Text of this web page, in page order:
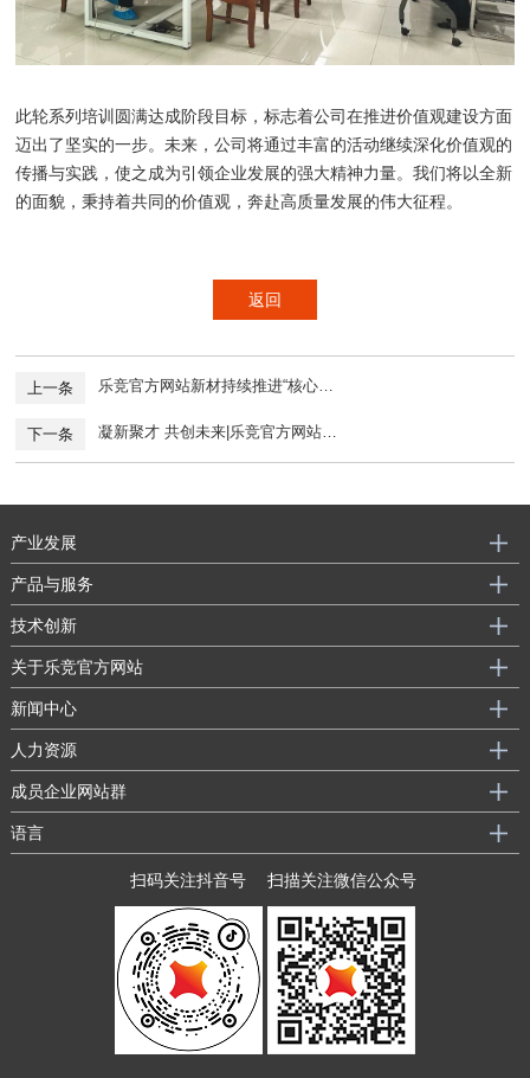
此轮系列培训圆满达成阶段目标，标志着公司在推进价值观建设方面
迈出了坚实的一步。未来，公司将通过丰富的活动继续深化价值观的
传播与实践，使之成为引领企业发展的强大精神力量。我们将以全新
的面貌，秉持着共同的价值观，奔赴高质量发展的伟大征程。
返回
上一条 乐竞官方网站新材持续推进“核心…
下一条 凝新聚才 共创未来|乐竞官方网站…
产业发展
产品与服务
技术创新
关于乐竞官方网站
新闻中心
人力资源
成员企业网站群
语言
扫码关注抖音号 扫描关注微信公众号